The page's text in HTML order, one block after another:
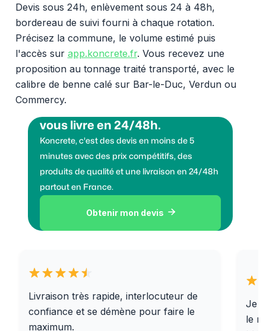
Devis sous 24h, enlèvement sous 24 à 48h,
bordereau de suivi fourni à chaque rotation.
Précisez la commune, le volume estimé puis
l'accès sur app.koncrete.fr. Vous recevez une
proposition au tonnage traité transporté, avec le
calibre de benne calé sur Bar-le-Duc, Verdun ou
Commercy.
vous livre en 24/48h.
Koncrete, c'est des devis en moins de 5
minutes avec des prix compétitifs, des
produits de qualité et une livraison en 24/48h
partout en France.
Obtenir mon devis 
Livraison très rapide, interlocuteur de
confiance et se démène pour faire le
maximum.
Je
le